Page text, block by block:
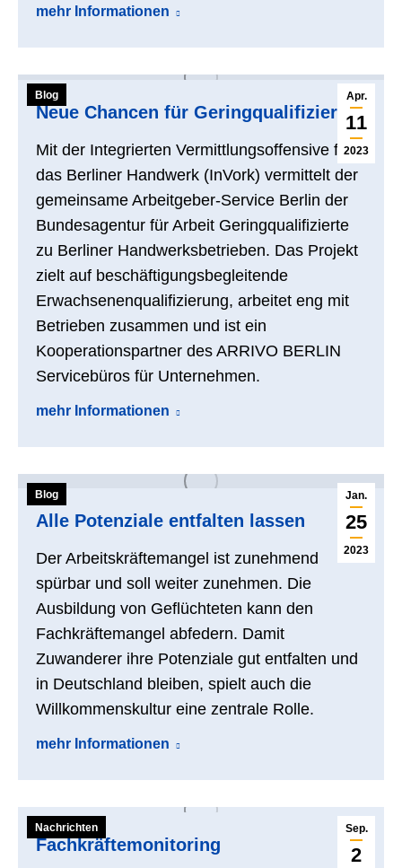
mehr Informationen
Apr.
11
2023
Blog
Neue Chancen für Geringqualifizierte
Mit der Integrierten Vermittlungsoffensive für
das Berliner Handwerk (InVork) vermittelt der
gemeinsame Arbeitgeber-Service Berlin der
Bundesagentur für Arbeit Geringqualifizierte
zu Berliner Handwerksbetrieben. Das Projekt
zielt auf beschäftigungsbegleitende
Erwachsenenqualifizierung, arbeitet eng mit
Betrieben zusammen und ist ein
Kooperationspartner des ARRIVO BERLIN
Servicebüros für Unternehmen.
mehr Informationen
Jan.
25
2023
Blog
Alle Potenziale entfalten lassen
Der Arbeitskräftemangel ist zunehmend
spürbar und soll weiter zunehmen. Die
Ausbildung von Geflüchteten kann den
Fachkräftemangel abfedern. Damit
Zuwanderer ihre Potenziale gut entfalten und
in Deutschland bleiben, spielt auch die
Willkommenskultur eine zentrale Rolle.
mehr Informationen
Sep.
2
Nachrichten
Fachkräftemonitoring